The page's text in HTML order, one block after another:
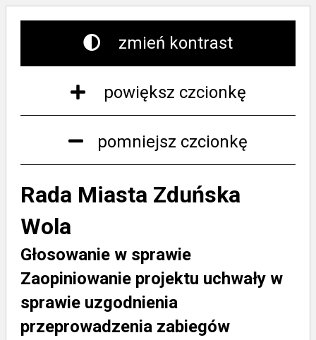
zmień kontrast
powiększ czcionkę
pomniejsz czcionkę
Rada Miasta Zduńska
Wola
Głosowanie w sprawie
Zaopiniowanie projektu uchwały w
sprawie uzgodnienia
przeprowadzenia zabiegów